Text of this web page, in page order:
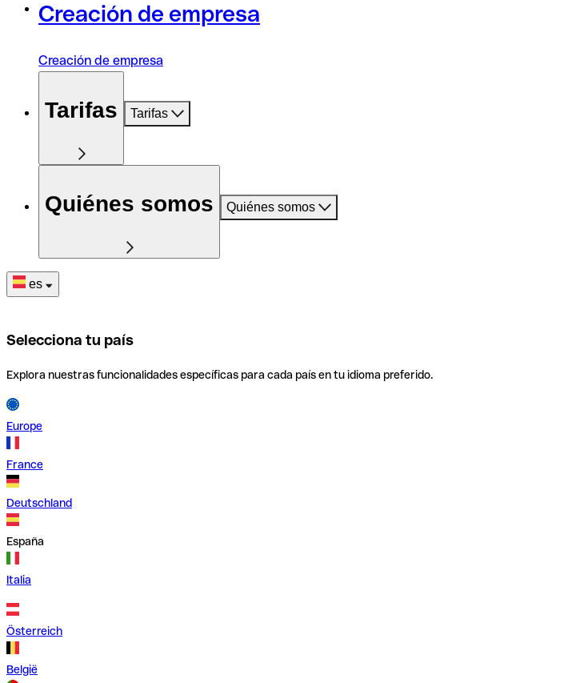
Creación de empresa
Creación de empresa
Tarifas Tarifas
Quiénes somos Quiénes somos
es
Selecciona tu país
Explora nuestras funcionalidades específicas para cada país en tu idioma preferido.
Europe
France
Deutschland
España
Italia
Österreich
België